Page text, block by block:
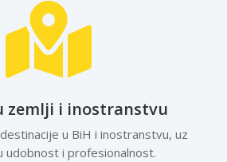

zemlji i inostranstvu
u BiH i inostranstvu, uz
udobnost i profesionalnost.